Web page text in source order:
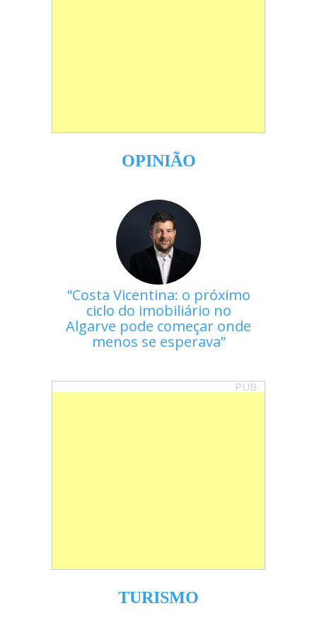
OPINIÃO
Costa Vicentina: o próximo
ciclo do imobiliário no
Algarve pode começar onde
menos se esperava
PUB
TURISMO